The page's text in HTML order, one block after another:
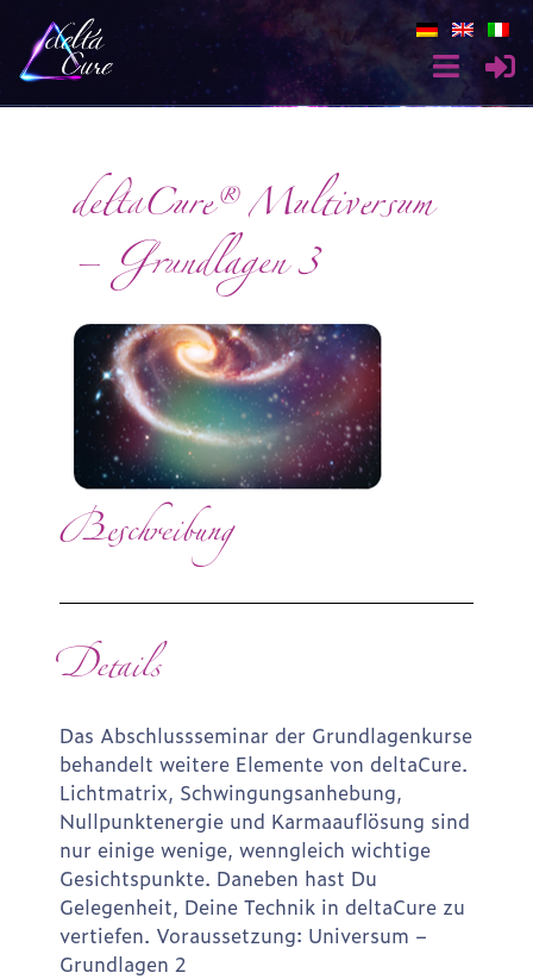
deltaCure® Multiversum
– Grundlagen 3
Beschreibung
Details
Das Abschlussseminar der Grundlagenkurse
behandelt weitere Elemente von deltaCure.
Lichtmatrix, Schwingungsanhebung,
Nullpunktenergie und Karmaauflösung sind
nur einige wenige, wenngleich wichtige
Gesichtspunkte. Daneben hast Du
Gelegenheit, Deine Technik in deltaCure zu
vertiefen. Voraussetzung: Universum –
Grundlagen 2